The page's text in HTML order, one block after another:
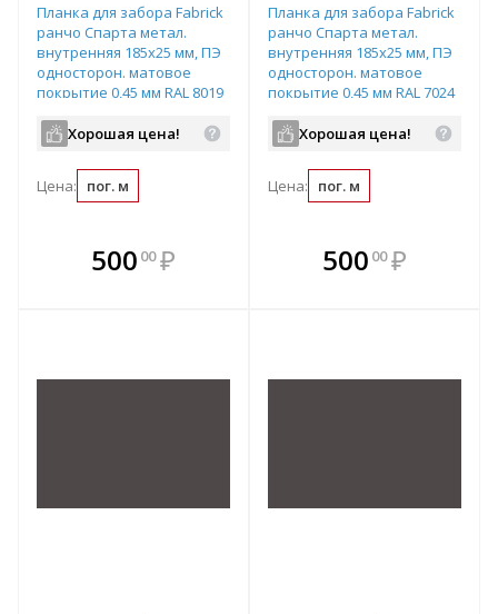
Планка для забора Fabrick
ранчо Спарта метал.
внутренняя 185х25 мм, ПЭ
односторон. матовое
покрытие 0,45 мм RAL 8019
Хорошая цена!
Цена: пог. м
500 00 ₽
В комплекте
всегда выгоднее!
Планка для забора Fabrick
ранчо Спарта метал.
внутренняя 185х25 мм, ПЭ
односторон. матовое
покрытие 0,45 мм RAL 7024
Хорошая цена!
Цена: пог. м
В комплекте
всегда выгоднее!
500 00 ₽